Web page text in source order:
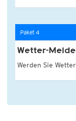
Paket 4
Wetter-
Werden Sie